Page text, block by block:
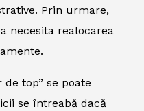
Prin urmare,
necesita realocarea
top” se poate
se întreabă dacă